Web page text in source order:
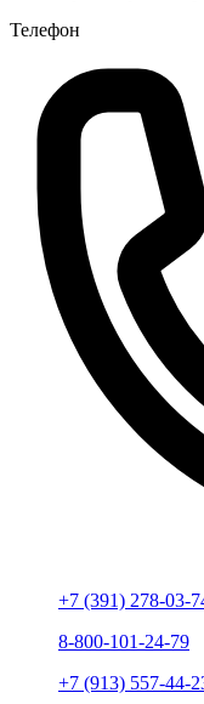
Телефон
+7 (391) 278-03-
8-800-101-24-79
+7 (913) 557-44-